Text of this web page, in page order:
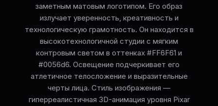
заметным матовым логотипом. Его образ
излучает уверенность, креативность и
технологическую грамотность. Он находится в
высокотехнологичной студии с мягким
контровым светом в оттенках #FF6F61 и
#0056d6. Освещение подчеркивает его
атлетичное телосложение и выразительные
черты лица. Стиль изображения —
гиперреалистичная 3D-анимация уровня Pixar